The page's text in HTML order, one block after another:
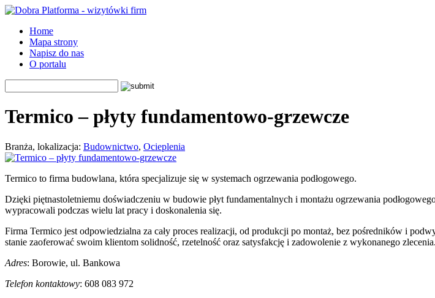
Home
Mapa strony
Napisz do nas
O portalu
Termico – płyty fundamentowo-grzewcze
Branża, lokalizacja: Budownictwo, Ocieplenia
Termico to firma budowlana, która specjalizuje się w systemach ogrzewania podłogowego.
Dzięki piętnastoletniemu doświadczeniu w budowie płyt fundamentalnych i montażu ogrzewania
wypracowali podczas wielu lat pracy i doskonalenia się.
Firma Termico jest odpowiedzialna za cały proces realizacji, od produkcji po montaż, bez pośredników i
stanie zaoferować swoim klientom solidność, rzetelność oraz satysfakcję i zadowolenie z wykonanego zlecenia.
Adres: Borowie, ul. Bankowa
Telefon kontaktowy: 608 083 972